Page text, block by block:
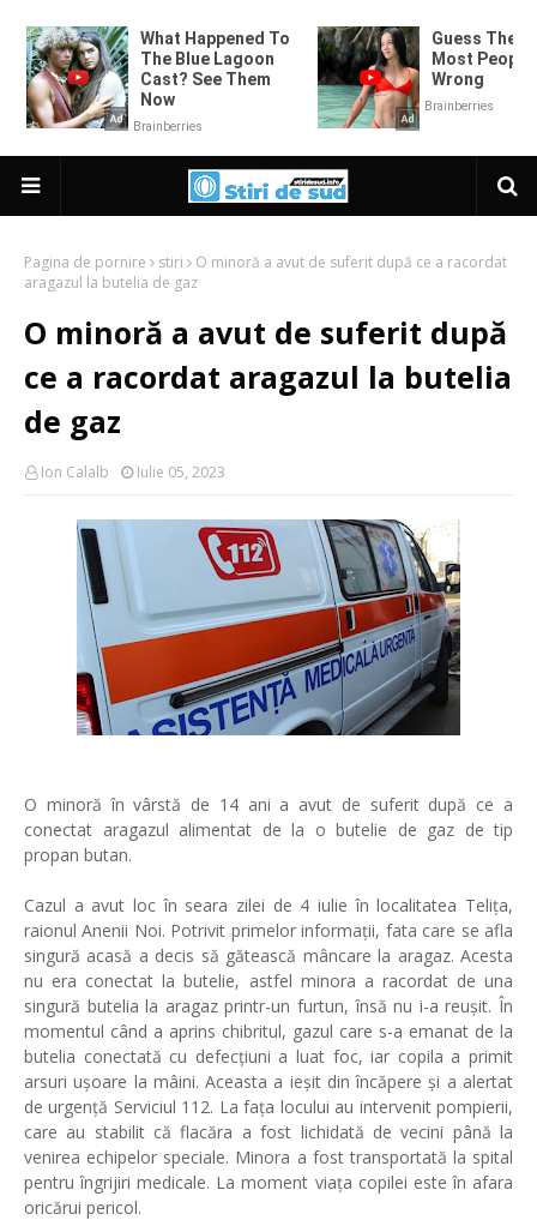
Pagina de pornire stiri
O minoră a avut de suferit după ce a racordat
aragazul la butelia de gaz
O minoră a avut de suferit după
ce a racordat aragazul la butelia
de gaz
Ion Calalb Iulie 05, 2023
O minoră în vârstă de 14 ani a avut de suferit după ce a
conectat aragazul alimentat de la o butelie de gaz de tip
propan butan.
Cazul a avut loc în seara zilei de 4 iulie în localitatea Telița,
raionul Anenii Noi. Potrivit primelor informații, fata care se afla
singură acasă a decis să gătească mâncare la aragaz. Acesta
nu era conectat la butelie, astfel minora a racordat de una
singură butelia la aragaz printr-un furtun, însă nu i-a reușit. În
momentul când a aprins chibritul, gazul care s-a emanat de la
butelia conectată cu defecțiuni a luat foc, iar copila a primit
arsuri ușoare la mâini. Aceasta a ieșit din încăpere și a alertat
de urgență Serviciul 112. La fața locului au intervenit pompierii,
care au stabilit că flacăra a fost lichidată de vecini până la
venirea echipelor speciale. Minora a fost transportată la spital
pentru îngrijiri medicale. La moment viața copilei este în afara
oricărui pericol.